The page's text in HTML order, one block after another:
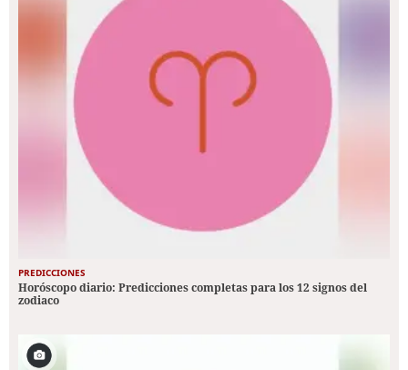
PREDICCIONES
Horóscopo diario: Predicciones completas para los 12 signos del
zodiaco